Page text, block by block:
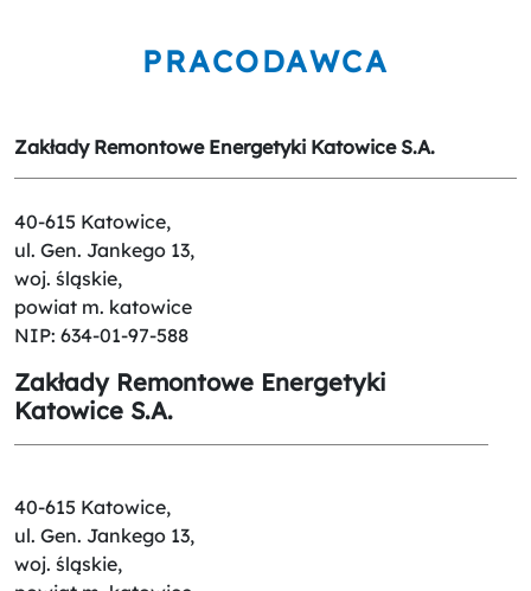
PRACODAWCA
Zakłady Remontowe Energetyki Katowice S.A.
40-615 Katowice,
ul. Gen. Jankego 13,
woj. śląskie,
powiat m. katowice
NIP: 634-01-97-588
Zakłady Remontowe Energetyki
Katowice S.A.
40-615 Katowice,
ul. Gen. Jankego 13,
woj. śląskie,